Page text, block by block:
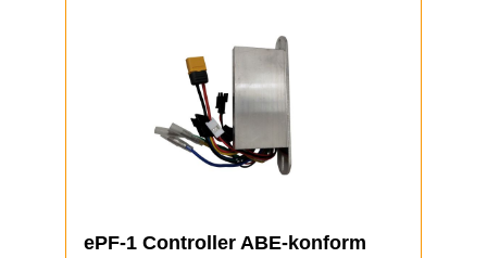
ePF-1 Controller ABE-konform